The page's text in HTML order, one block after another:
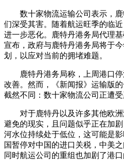
数十家物流运输公司表示，鹿
们深受其害。随着航运旺季的临
进一步恶化。鹿特丹港务局代理
宣布，政府与鹿特丹港务局将于
划，以应对当前的拥堵难题。
鹿特丹港务局称，上周港口停
改善。然而，《新闻报》运输版
截然不同：数十家物流公司正遭受
对于鹿特丹以及许多其他欧洲
避免的现实，且问题似乎正在加
河水位持续处于低位，这可能是
国暂停对中国的进口关税，中美
同时航运公司的重组也加剧了港口